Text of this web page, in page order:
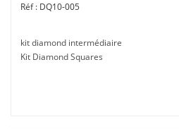
DQ10-005
kit diamond intermédiaire
Kit Diamond Squares